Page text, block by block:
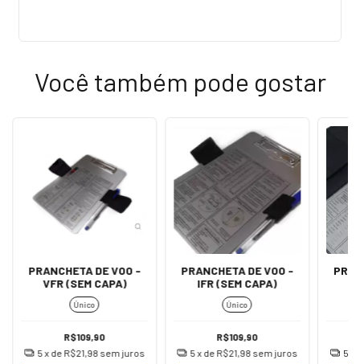
Você também pode gostar
PRANCHETA DE VOO -
VFR (SEM CAPA)
Único
R$109,90
5x de R$21,98 sem juros
PRANCHETA DE VOO -
IFR (SEM CAPA)
Único
R$109,90
5x de R$21,98 sem juros 5